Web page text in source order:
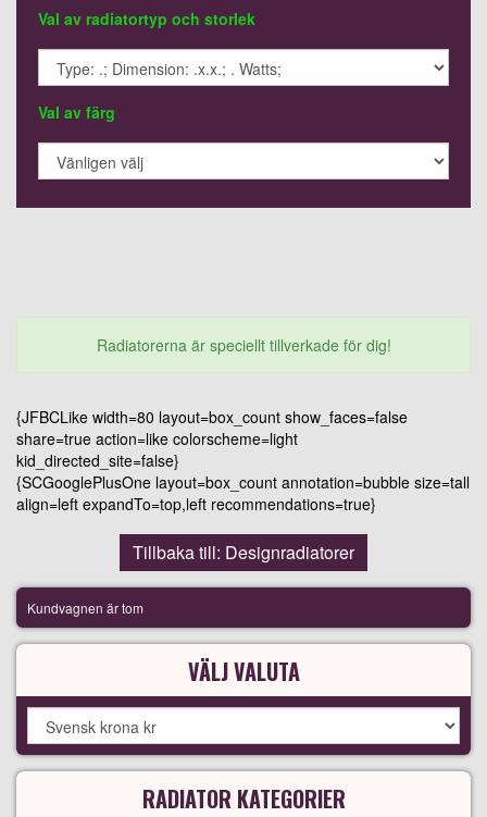
Val av radiatortyp och storlek
Val av färg
Radiatorerna är speciellt tillverkade för dig!
{JFBCLike width=80 layout=box_count show_faces=false
share=true action=like colorscheme=light
kid_directed_site=false}
{SCGooglePlusOne layout=box_count annotation=bubble size=tall
align=left expandTo=top,left recommendations=true}
Tillbaka till: Designradiatorer
Kundvagnen är tom
VÄLJ VALUTA
RADIATOR KATEGORIER